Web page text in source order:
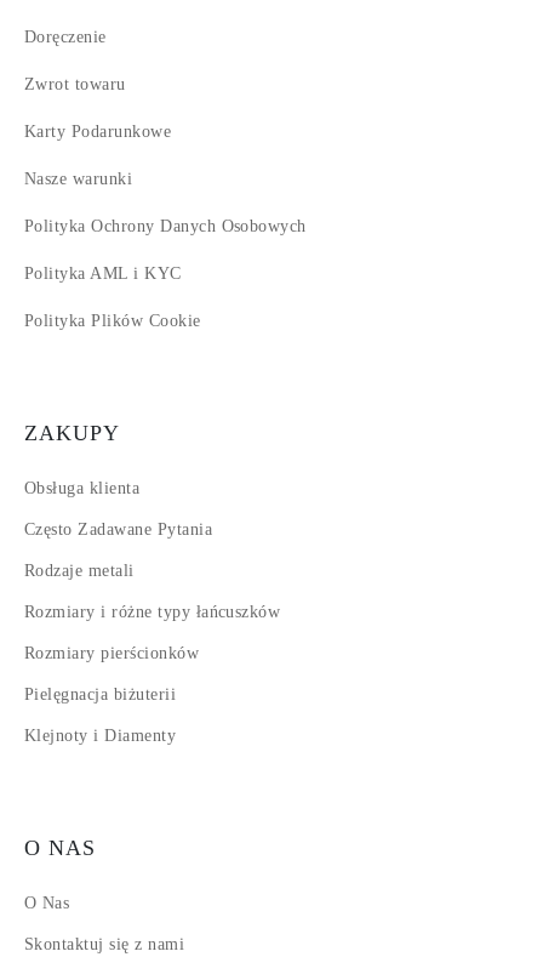
Doręczenie
Zwrot towaru
Karty Podarunkowe
Nasze warunki
Polityka Ochrony Danych Osobowych
Polityka AML i KYC
Polityka Plików Cookie
ZAKUPY
Obsługa klienta
Często Zadawane Pytania
Rodzaje metali
Rozmiary i różne typy łańcuszków
Rozmiary pierścionków
Pielęgnacja biżuterii
Klejnoty i Diamenty
O NAS
O Nas
Skontaktuj się z nami